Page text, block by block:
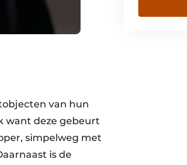
van hun
want deze gebeurt
simpelweg met
is de